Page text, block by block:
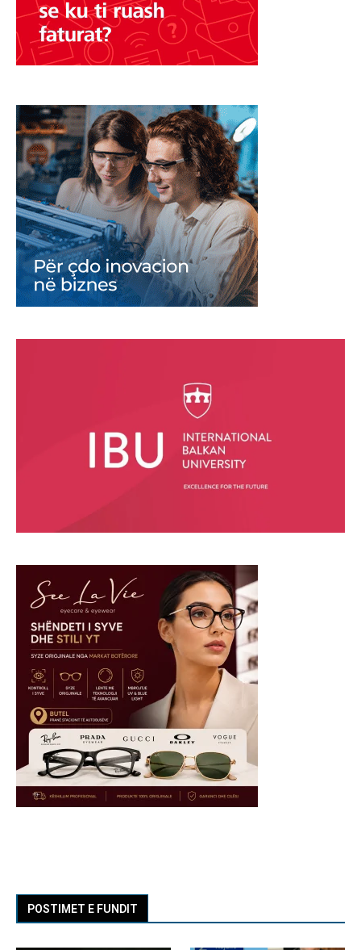
POSTIMET E FUNDIT